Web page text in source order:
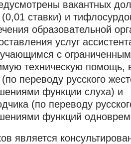
вакантных
ставки) и
образовательной
услуг
с
техническую помощь,
переводу русского
функции слуха) и
(по переводу
функций
является